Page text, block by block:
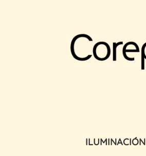
ILUMINACIÓN